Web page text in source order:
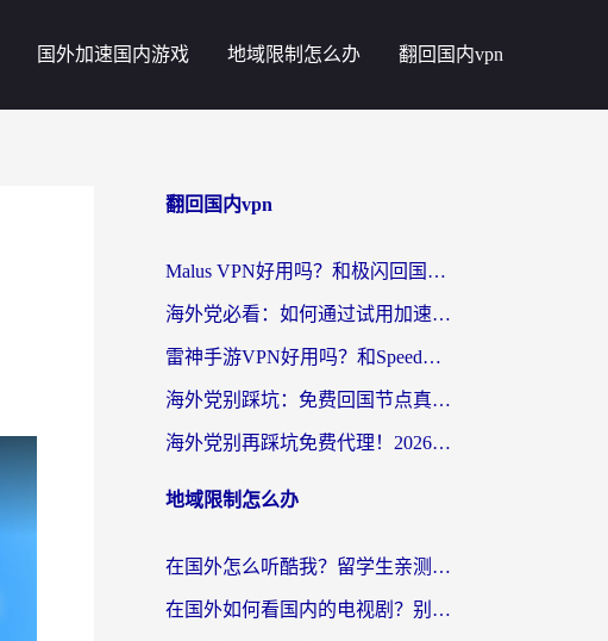
国外加速国内游戏 地域限制怎么办 翻回国内vpn
翻回国内vpn
Malus VPN好用吗？和极闪回国VPN对比哪个回国效果更好？海外党亲测3款加速器+避坑指南
海外党必看：如何通过试用加速器解决国内APP地区限制？附2026最新对比测评
雷神手游VPN好用吗？和SpeedCN VPN对比哪个回国效果更好？海外党亲测3款加速器+避坑指南
海外党别踩坑：免费回国节点真的靠谱吗？教你选对加速器无缝访问国内资源
海外党别再踩坑免费代理！2026回国加速器全攻略：从选线到避坑，无缝访问国内资源
地域限制怎么办
在国外怎么听酷我？留学生亲测：用对加速器就能畅听国内音乐听书
在国外如何看国内的电视剧？别让地域限制成为追剧路上的绊脚石